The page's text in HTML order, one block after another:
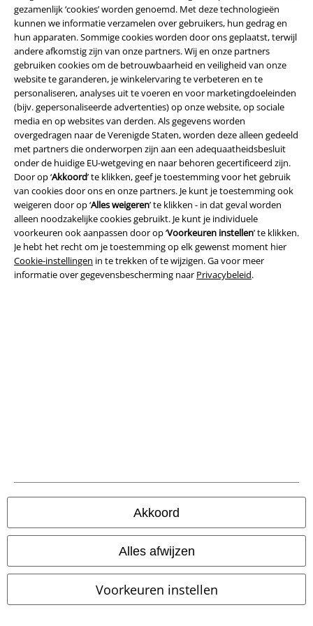
gezamenlijk ‘cookies’ worden genoemd. Met deze technologieën
kunnen we informatie verzamelen over gebruikers, hun gedrag en
hun apparaten. Sommige cookies worden door ons geplaatst, terwijl
andere afkomstig zijn van onze partners. Wij en onze partners
gebruiken cookies om de betrouwbaarheid en veiligheid van onze
website te garanderen, je winkelervaring te verbeteren en te
personaliseren, analyses uit te voeren en voor marketingdoeleinden
(bijv. gepersonaliseerde advertenties) op onze website, op sociale
media en op websites van derden. Als gegevens worden
overgedragen naar de Verenigde Staten, worden deze alleen gedeeld
met partners die onderworpen zijn aan een adequaatheidsbesluit
onder de huidige EU-wetgeving en naar behoren gecertificeerd zijn.
Door op ‘Akkoord’ te klikken, geef je toestemming voor het gebruik
van cookies door ons en onze partners. Je kunt je toestemming ook
weigeren door op ‘Alles weigeren’ te klikken - in dat geval worden
alleen noodzakelijke cookies gebruikt. Je kunt je individuele
voorkeuren ook aanpassen door op ‘Voorkeuren instellen’ te klikken.
Je hebt het recht om je toestemming op elk gewenst moment hier
Cookie-instellingen in te trekken of te wijzigen. Ga voor meer
informatie over gegevensbescherming naar Privacybeleid.
Akkoord
Alles afwijzen
Voorkeuren instellen
geldig op boeken, media, cadeaubonnen, Rammstein, (Till) Lindemann,
Die Ärzte, Die Toten Hosen, Feine Sahne Fischfilet, Broilers, Böhse
Onkelz en artikelen die bijdragen aan een goed doel.
Onze klantenservice staat voor je klaar
Onze klantenservice is vandaag bereikbaar tot 17:00 uur.Meer
informatie
Begin chat
Klantenservice
Large Cadeaubonnen
Large Studentenkorting
EMP Backstage Club